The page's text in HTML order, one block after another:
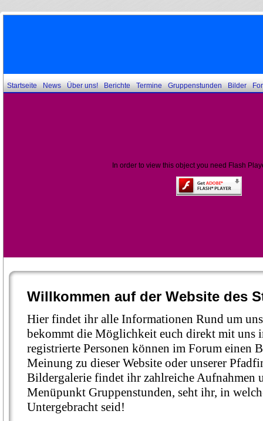
Startseite News Über uns! Berichte Termine Gruppenstunden Bilder
In order to view this object you need Flash
Willkommen auf der Website des
Hier findet ihr alle Informationen Rund um
bekommt die Möglichkeit euch direkt mit uns
registrierte Personen können im Forum einen
Meinung zu dieser Website oder unserer
Bildergalerie findet ihr zahlreiche Aufnahmen
Menüpunkt Gruppenstunden, seht ihr, in
Untergebracht seid!